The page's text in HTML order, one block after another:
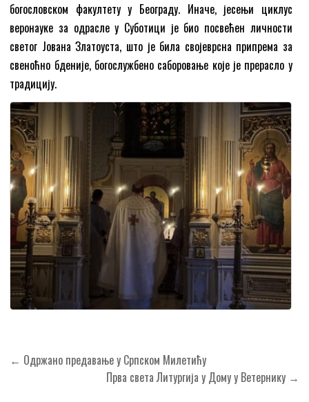
богословском факултету у Београду. Иначе, јесењи циклус
веронауке за одрасле у Суботици је био посвећен личности
светог Јована Златоуста, што је била својеврсна припрема за
свеноћно бденије, богослужбено саборовање које је прерасло у
традицију.
Кретање
← Одржано предавање у Српском Милетићу
Прва света Литургија у Дому у Ветернику →